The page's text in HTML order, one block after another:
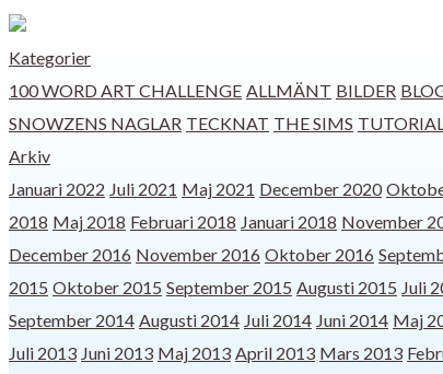
Kategorier
100 WORD ART CHALLENGE ALLMÄNT BILDER
SNOWZENS NAGLAR TECKNAT THE SIMS
Arkiv
Januari 2022 Juli 2021 Maj 2021 December 2020
2018 Maj 2018 Februari 2018 Januari 2018 November
December 2016 November 2016 Oktober 2016
2015 Oktober 2015 September 2015 Augusti 2015 Juli
September 2014 Augusti 2014 Juli 2014 Juni 2014 Maj
Juli 2013 Juni 2013 Maj 2013 April 2013 Mars 2013